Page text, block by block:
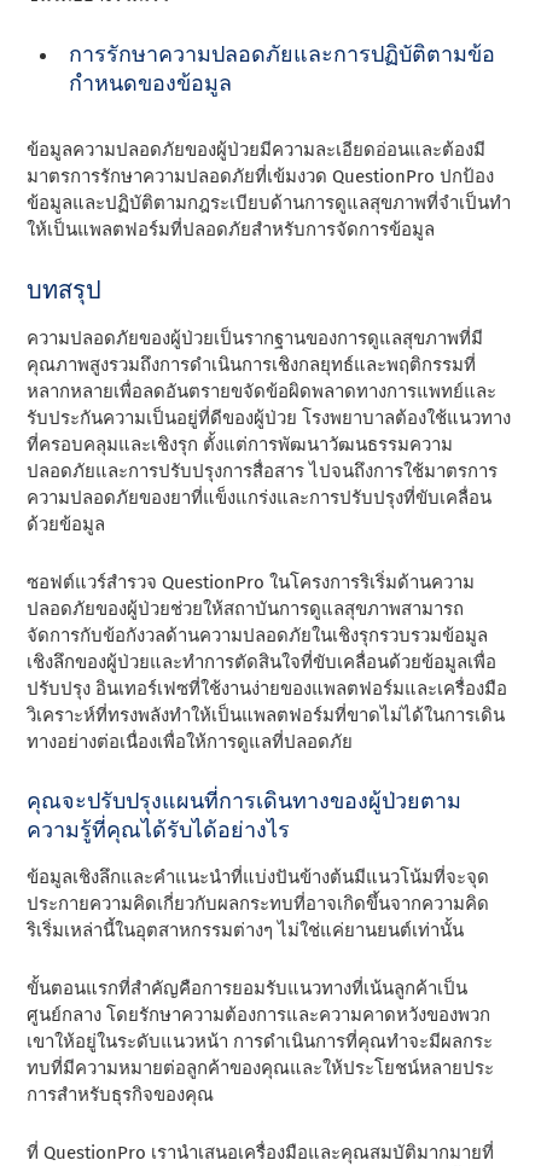
การรักษาความปลอดภัยและการปฏิบัติตามข้อ
กําหนดของข้อมูล
ข้อมูลความปลอดภัยของผู้ป่วยมีความละเอียดอ่อนและต้องมี
มาตรการรักษาความปลอดภัยที่เข้มงวด QuestionPro ปกป้อง
ข้อมูลและปฏิบัติตามกฎระเบียบด้านการดูแลสุขภาพที่จําเป็นทํา
ให้เป็นแพลตฟอร์มที่ปลอดภัยสําหรับการจัดการข้อมูล
บทสรุป
ความปลอดภัยของผู้ป่วยเป็นรากฐานของการดูแลสุขภาพที่มี
คุณภาพสูงรวมถึงการดําเนินการเชิงกลยุทธ์และพฤติกรรมที่
หลากหลายเพื่อลดอันตรายขจัดข้อผิดพลาดทางการแพทย์และ
รับประกันความเป็นอยู่ที่ดีของผู้ป่วย โรงพยาบาลต้องใช้แนวทาง
ที่ครอบคลุมและเชิงรุก ตั้งแต่การพัฒนาวัฒนธรรมความ
ปลอดภัยและการปรับปรุงการสื่อสาร ไปจนถึงการใช้มาตรการ
ความปลอดภัยของยาที่แข็งแกร่งและการปรับปรุงที่ขับเคลื่อน
ด้วยข้อมูล
ซอฟต์แวร์สํารวจ QuestionPro ในโครงการริเริ่มด้านความ
ปลอดภัยของผู้ป่วยช่วยให้สถาบันการดูแลสุขภาพสามารถ
จัดการกับข้อกังวลด้านความปลอดภัยในเชิงรุกรวบรวมข้อมูล
เชิงลึกของผู้ป่วยและทําการตัดสินใจที่ขับเคลื่อนด้วยข้อมูลเพื่อ
ปรับปรุง อินเทอร์เฟซที่ใช้งานง่ายของแพลตฟอร์มและเครื่องมือ
วิเคราะห์ที่ทรงพลังทําให้เป็นแพลตฟอร์มที่ขาดไม่ได้ในการเดิน
ทางอย่างต่อเนื่องเพื่อให้การดูแลที่ปลอดภัย
คุณจะปรับปรุงแผนที่การเดินทางของผู้ป่วยตาม
ความรู้ที่คุณได้รับได้อย่างไร
ข้อมูลเชิงลึกและคําแนะนําที่แบ่งปันข้างต้นมีแนวโน้มที่จะจุด
ประกายความคิดเกี่ยวกับผลกระทบที่อาจเกิดขึ้นจากความคิด
ริเริ่มเหล่านี้ในอุตสาหกรรมต่างๆ ไม่ใช่แค่ยานยนต์เท่านั้น
ขั้นตอนแรกที่สําคัญคือการยอมรับแนวทางที่เน้นลูกค้าเป็น
ศูนย์กลาง โดยรักษาความต้องการและความคาดหวังของพวก
เขาให้อยู่ในระดับแนวหน้า การดําเนินการที่คุณทําจะมีผลกระ
ทบที่มีความหมายต่อลูกค้าของคุณและให้ประโยชน์หลายประ
การสําหรับธุรกิจของคุณ
ที่ QuestionPro เรานําเสนอเครื่องมือและคุณสมบัติมากมายที่